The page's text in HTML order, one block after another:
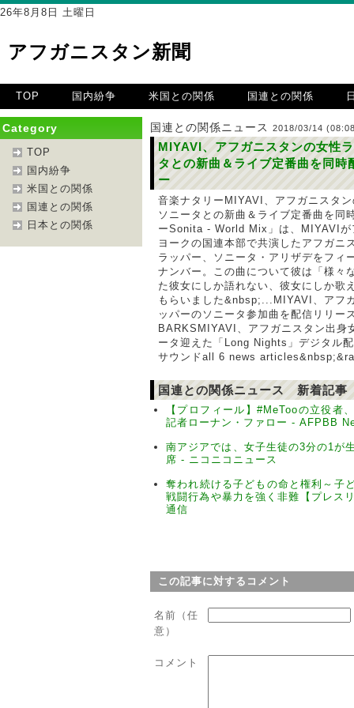
26年8月8日 土曜日
アフガニスタン新聞
TOP 国内紛争 米国との関係 国連との関係
Category
TOP
国内紛争
米国との関係
国連との関係
日本との関係
国連との関係ニュース 2018/03/14
MIYAVI、アフガニスタンの女性
タとの新曲＆ライブ定番曲を同時
ー
音楽ナタリーMIYAVI、アフガニスタ
ソニータとの新曲＆ライブ定番曲を同
ーSonita - World Mix」は、MIYAVIが
ヨークの国連本部で共演したアフガニ
ラッパー、ソニータ・アリザデをフィ
ナンバー。この曲について彼は「様々
た彼女にしか語れない、彼女にしか歌
もらいました&nbsp;...MIYAVI、アフ
ッパーのソニータ参加曲を配信リリー
BARKSMIYAVI、アフガニスタン出身
ータ迎えた「Long Nights」デジタル
サウンドall 6 news
国連との関係ニュース 新着記事
【プロフィール】#MeTooの立役者
記者ローナン・ファロー - AFPBB
南アジアでは、女子生徒の3分の1が
席 - ニコニコニュース
奪われ続ける子どもの命と権利～子
戦闘行為や暴力を強く非難【プレス
通信
この記事に対するコメント
名前（任
意）
コメント